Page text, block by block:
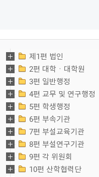
제1편 법인
2편 대학ㆍ대학원
3편 일반행정
4편 교무 및 연구행정
5편 학생행정
6편 부속기관
7편 부설교육기관
8편 부설연구기관
9편 각 위원회
10편 산학협력단